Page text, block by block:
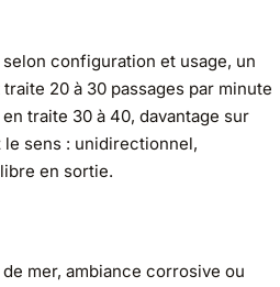
configuration et usage, un
20 à 30 passages par minute
traite 30 à 40, davantage sur
sens : unidirectionnel,
en sortie.
mer, ambiance corrosive ou